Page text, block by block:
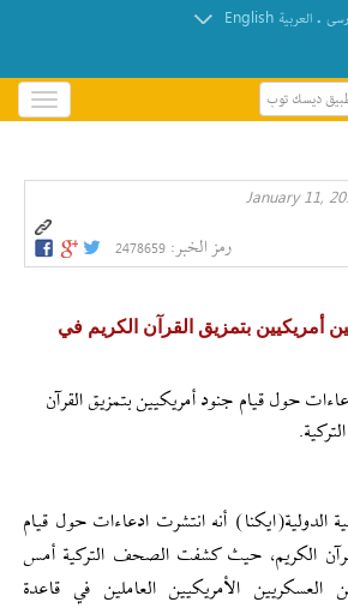
. العربیة English
ديسك توب
باز
و
کردن
رمز الخبر: 2478659
أمريكيين بتمزيق القرآن الكريم في
حول قيام جنود أمريكيين بتمزيق القرآن
الدولية(ايكنا) أنه انتشرت ادعاءات حول قيام
الكريم‏،‏ حيث كشفت الصحف التركية أمس
الأمريكيين العاملين في قاعدة